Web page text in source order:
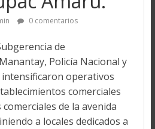
0 comentarios
de
Policía Nacional y
operativos
comerciales
de la avenida
a locales dedicados a